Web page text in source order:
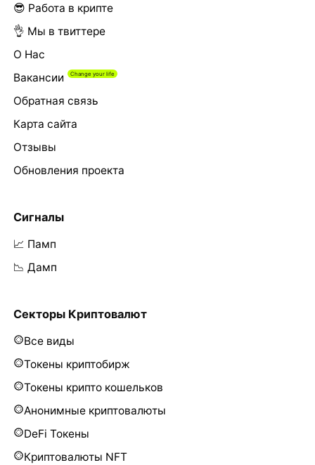
😎 Работа в крипте
👌 Мы в твиттере
О Нас
Вакансии
Обратная связь
Карта сайта
Отзывы
Обновления проекта
Сигналы
📈 Памп
📉 Дамп
Секторы Криптовалют
Все виды
Токены криптобирж
Токены крипто кошельков
Анонимные криптовалюты
DeFi Токены
Криптовалюты NFT